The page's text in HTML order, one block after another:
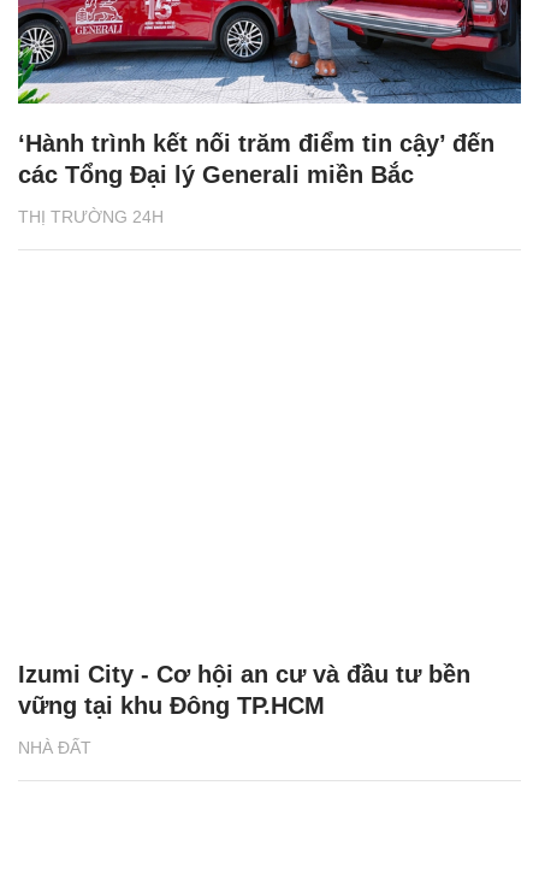
THỊ TRƯỜNG 24H
‘Hành trình kết nối trăm điểm tin cậy’ đến
các Tổng Đại lý Generali miền Bắc
NHÀ ĐẤT
Izumi City - Cơ hội an cư và đầu tư bền
vững tại khu Đông TP.HCM